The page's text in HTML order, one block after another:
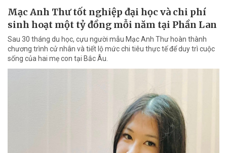
Mạc Anh Thư tốt nghiệp đại học và chi phí
sinh hoạt một tỷ đồng mỗi năm tại Phần Lan
Sau 30 tháng du học, cựu người mẫu Mạc Anh Thư hoàn thành
chương trình cử nhân và tiết lộ mức chi tiêu thực tế để duy trì cuộc
sống của hai mẹ con tại Bắc Âu.